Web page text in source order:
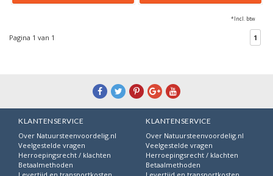
*Incl. btw
Pagina 1 van 1 1
KLANTENSERVICE
Over Natuursteenvoordelig.nl
Veelgestelde vragen
Herroepingsrecht / klachten
Betaalmethoden
KLANTENSERVICE
Over Natuursteenvoordelig.nl
Veelgestelde vragen
Herroepingsrecht / klachten
Betaalmethoden